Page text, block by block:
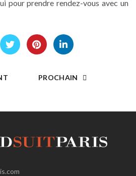
pour prendre rendez-vous avec un
PROCHAIN